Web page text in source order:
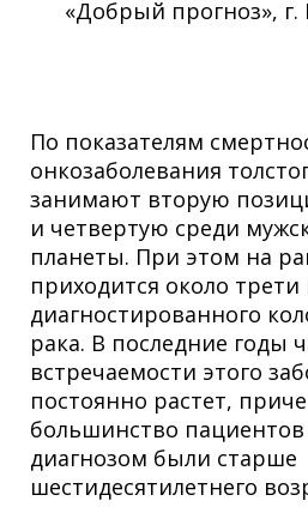
«Добрый прогноз», г.
По показателям
онкозаболевания
занимают вторую
и четвертую среди
планеты. При этом на
приходится около трети
диагностированного
рака. В последние годы
встречаемости этого
постоянно растет,
большинство пациентов
диагнозом были старше
шестидесятилетнего